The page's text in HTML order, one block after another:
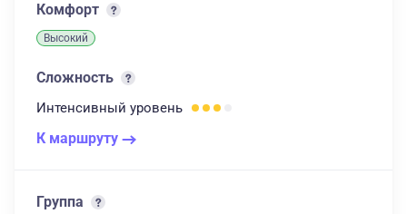
Комфорт
Высокий
Сложность
Интенсивный уровень
К маршруту
Группа